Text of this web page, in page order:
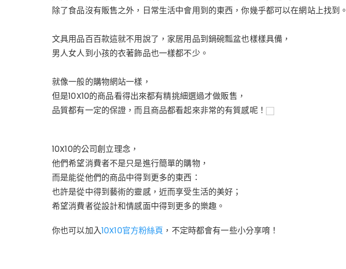
k
除了食品沒有販售之外，日常生活中會用到的東西，你幾乎都可以在網站上找到。
文具用品百百款這就不用說了，家居用品到鍋碗瓢盆也樣樣具備，
男人女人到小孩的衣著飾品也一樣都不少。
就像一般的購物網站一樣，
但是10X10的商品看得出來都有精挑細選過才做販售，
品質都有一定的保證，而且商品都看起來非常的有質感呢！
10X10的公司創立理念，
他們希望消費者不是只是進行簡單的購物，
而是能從他們的商品中得到更多的東西：
也許是從中得到藝術的靈感，近而享受生活的美好；
希望消費者從設計和情感面中得到更多的樂趣。
你也可以加入10X10官方粉絲頁 ，不定時都會有一些小分享唷！